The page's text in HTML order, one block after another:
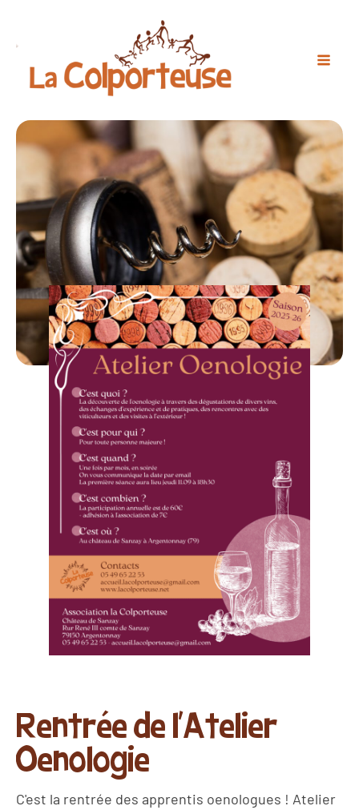
Rentrée de l'Atelier
Oenologie
C'est la rentrée des apprentis oenologues ! Atelier